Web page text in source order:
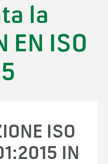
la
EN ISO
ISO
IN